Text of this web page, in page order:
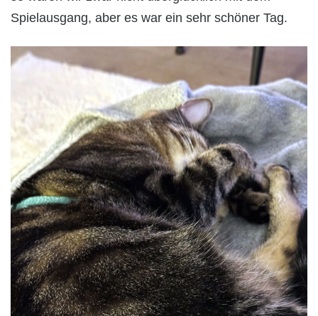
Spielausgang, aber es war ein sehr schöner Tag.